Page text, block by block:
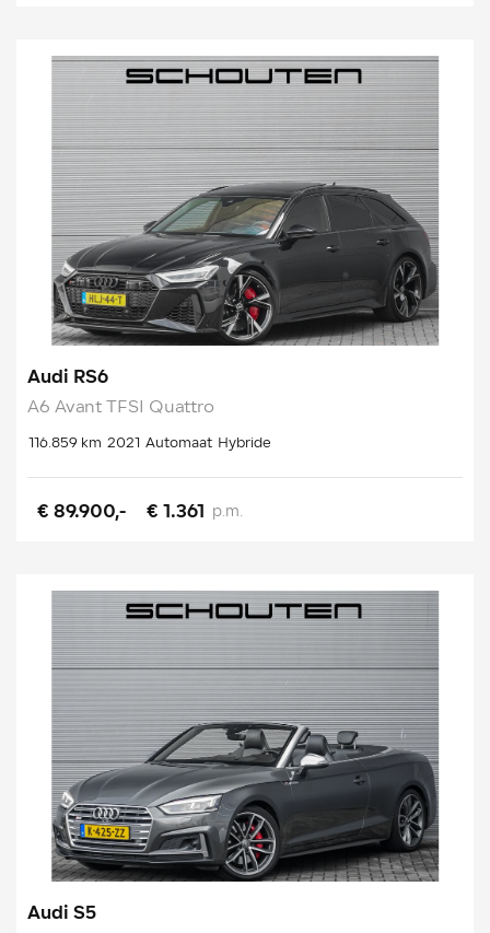
Audi RS6
A6 Avant TFSI Quattro
116.859 km 2021 Automaat Hybride
€ 89.900,- € 1.361 p.m.
Audi S5